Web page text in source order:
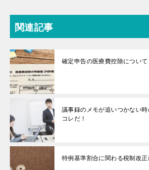
関連記事
確定申告の医療費控除について
議事録のメモが追いつかない
コレだ！
特例基準割合に関わる税制改正